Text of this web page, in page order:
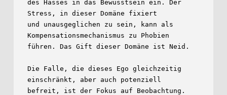
des Hasses in das Bewusstsein ein. Der
Stress, in dieser Domäne fixiert
und unausgeglichen zu sein, kann als
Kompensationsmechanismus zu Phobien
führen. Das Gift dieser Domäne ist Neid.
Die Falle, die dieses Ego gleichzeitig
einschränkt, aber auch potenziell
befreit, ist der Fokus auf Beobachtung.